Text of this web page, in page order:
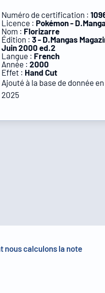
Numéro de certification :
Licence : Pokémon -
Nom : Florizarre
Édition :3 - D.Mangas
Juin 2000 ed.2
Langue : French
Année :2000
Effet : Hand Cut
Ajouté à la base de donnée
2025
nous calculons la note